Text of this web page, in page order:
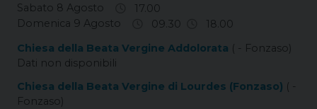
Sabato 8 Agosto
17.00
Domenica 9 Agosto
09.30
18.00
Chiesa della Beata Vergine Addolorata ( - Fonzaso)
Dati non disponibili
Chiesa della Beata Vergine di Lourdes (Fonzaso) ( -
Fonzaso)